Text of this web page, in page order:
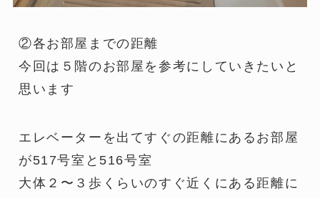
②各お部屋までの距離
今回は５階のお部屋を参考にしていきたいと
思います
エレベーターを出てすぐの距離にあるお部屋
が517号室と516号室
大体２〜３歩くらいのすぐ近くにある距離に